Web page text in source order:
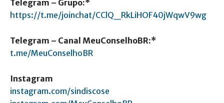
Telegram – Grupo:*
https://t.me/joinchat/CClQ_RkLiHOF40jWqwV9wg
Telegram – Canal MeuConselhoBR:*
t.me/MeuConselhoBR
Instagram
instagram.com/sindiscose